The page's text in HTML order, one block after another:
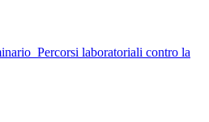
laboratoriali contro la